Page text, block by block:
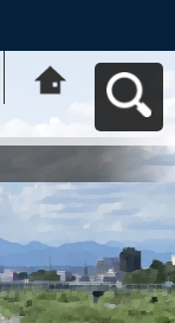
動応援ｻｲﾄ はち
コミねっとへ戻